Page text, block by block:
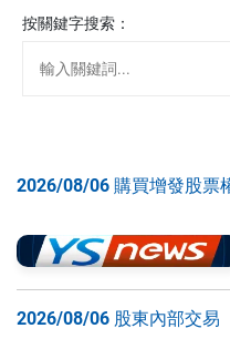
按關鍵字搜索：
2026/08/06 購買增發股票
2026/08/06 股東內部交易